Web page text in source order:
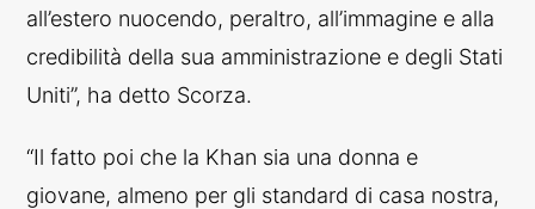
all’estero nuocendo, peraltro, all’immagine e alla
credibilità della sua amministrazione e degli Stati
Uniti”, ha detto Scorza.
“Il fatto poi che la Khan sia una donna e
giovane, almeno per gli standard di casa nostra,